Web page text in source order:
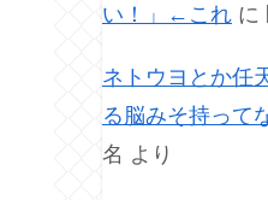
い！」←これ に
ネトウヨとか任
る脳みそ持って
名 より